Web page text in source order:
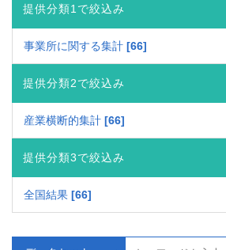
提供分類1で絞込み
事業所に関する集計 66
提供分類2で絞込み
産業横断的集計 66
提供分類3で絞込み
全国結果 66